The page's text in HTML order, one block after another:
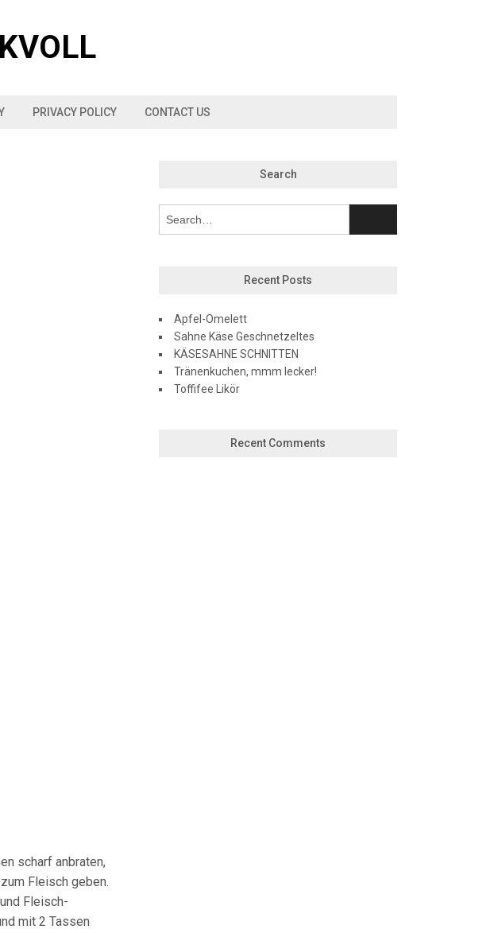
PRIVACY POLICY CONTACT US
scharf anbraten,
Fleisch geben.
Fleisch-
mit 2 Tassen
Search
Recent Posts
Apfel-Omelett
Sahne Käse Geschnetzeltes
KÄSESAHNE SCHNITTEN
Tränenkuchen, mmm lecker!
Toffifee Likör
Recent Comments